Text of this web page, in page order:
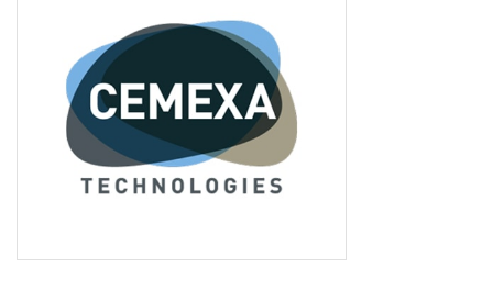
site Internet, le magazine, les newsletters voit
aussi sa charte évoluer. Et se dote d’un nouveau
logotype reprenant les mêmes codes que celui de
l’OPPBTP. Et ce, en termes de typographie et de
couleurs pour assurer la cohérence des outils.
OPPBTP BTP Prévention